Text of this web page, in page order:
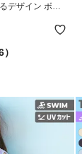
デザイン ボリ
）